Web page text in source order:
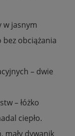
w jasnym
bez obciążania
– dwie
– łóżko
ciepło.
mały dywanik